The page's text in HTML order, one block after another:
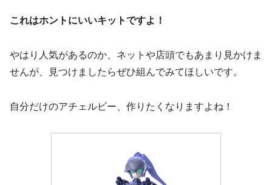
これはホントにいいキットですよ！
やはり人気があるのか、ネットや店頭でもあまり見かけま
せんが、見つけましたらぜひ組んでみてほしいです。
自分だけのアチェルビー、作りたくなりますよね！